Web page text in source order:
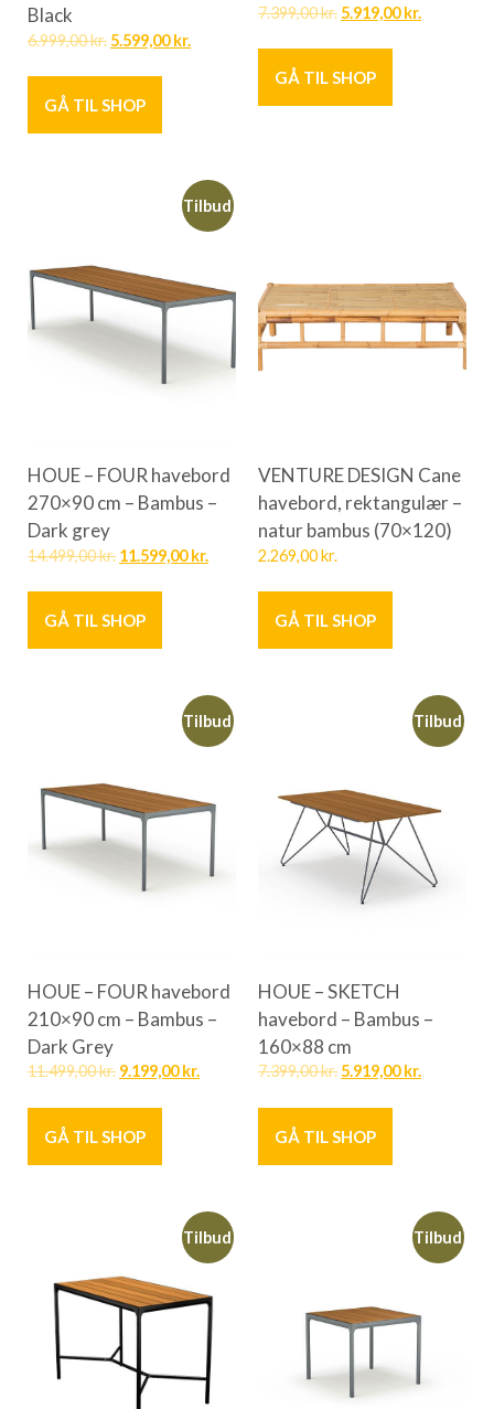
Black
6.999,00kr. 5.599,00kr.
GÅ TIL SHOP
7.399,00kr. 5.919,00kr.
GÅ TIL SHOP
Tilbud
HOUE – FOUR havebord
270×90 cm – Bambus –
Dark grey
14.499,00kr. 11.599,00kr.
GÅ TIL SHOP
VENTURE DESIGN Cane
havebord, rektangulær –
natur bambus (70×120)
2.269,00kr.
GÅ TIL SHOP
Tilbud
HOUE – FOUR havebord
210×90 cm – Bambus –
Dark Grey
11.499,00kr. 9.199,00kr.
GÅ TIL SHOP
Tilbud
HOUE – SKETCH
havebord – Bambus –
160×88 cm
7.399,00kr. 5.919,00kr.
GÅ TIL SHOP
Tilbud Tilbud